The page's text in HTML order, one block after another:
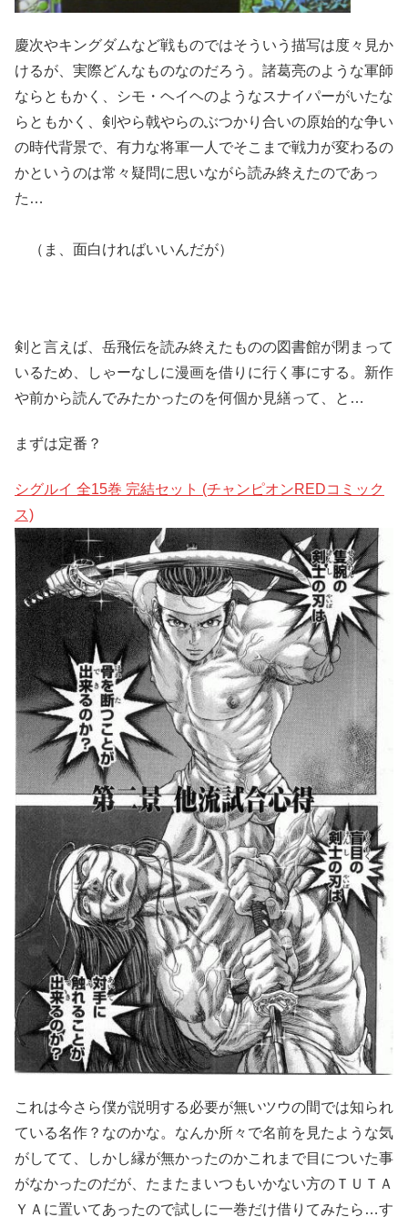
慶次やキングダムなど戦ものではそういう描写は度々見か
けるが、実際どんなものなのだろう。諸葛亮のような軍師
ならともかく、シモ・ヘイヘのようなスナイパーがいたな
らともかく、剣やら戟やらのぶつかり合いの原始的な争い
の時代背景で、有力な将軍一人でそこまで戦力が変わるの
かというのは常々疑問に思いながら読み終えたのであっ
た…
（ま、面白ければいいんだが）
剣と言えば、岳飛伝を読み終えたものの図書館が閉まって
いるため、しゃーなしに漫画を借りに行く事にする。新作
や前から読んでみたかったのを何個か見繕って、と…
まずは定番？
シグルイ 全15巻 完結セット (チャンピオンREDコミック
ス)
これは今さら僕が説明する必要が無いツウの間では知られ
ている名作？なのかな。なんか所々で名前を見たような気
がしてて、しかし縁が無かったのかこれまで目についた事
がなかったのだが、たまたまいつもいかない方のＴＵＴＡ
ＹＡに置いてあったので試しに一巻だけ借りてみたら…す